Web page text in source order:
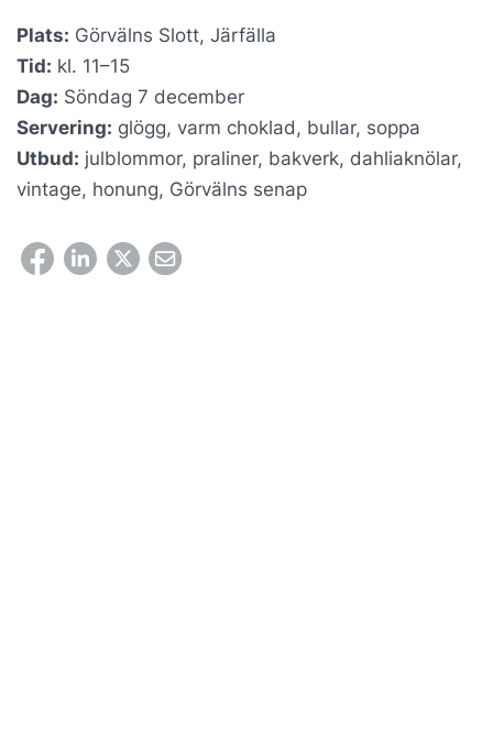
Plats: Görvälns Slott, Järfälla
Tid: kl. 11–15
Dag: Söndag 7 december
Servering: glögg, varm choklad, bullar, soppa
Utbud: julblommor, praliner, bakverk, dahliaknölar,
vintage, honung, Görvälns senap